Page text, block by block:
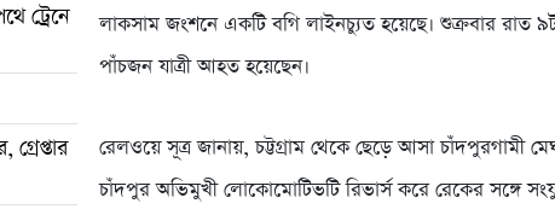
ট্রেনে
লাকসাম জংশনে একটি বগি লাইনচ্যুত হয়েছে। শুক্রবার রাত
পাঁচজন যাত্রী আহত হয়েছেন।
রেলওয়ে সূত্র জানায়, চট্টগ্রাম থেকে ছেড়ে আসা চাঁদপুরগামী
চাঁদপুর অভিমুখী লোকোমোটিভটি রিভার্স করে রেকের সঙ্গে